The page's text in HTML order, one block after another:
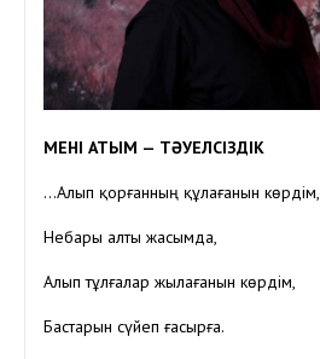
МЕНІҢ АТЫМ — ТӘУЕЛСІЗДІК
…Алып қорғанның құлағанын көрдім,
Небары алты жасымда,
Алып тұлғалар жылағанын көрдім,
Бастарын сүйеп ғасырға.